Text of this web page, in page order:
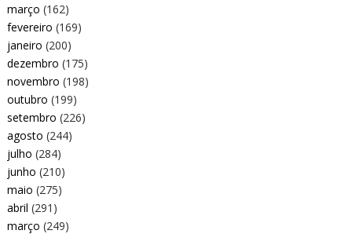
março (162)
fevereiro (169)
janeiro (200)
dezembro (175)
novembro (198)
outubro (199)
setembro (226)
agosto (244)
julho (284)
junho (210)
maio (275)
abril (291)
março (249)